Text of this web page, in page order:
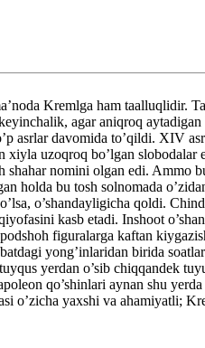
Kremlga ham taalluqlidir.
agar aniqroq
davomida to’qildi. XIV
xiyla uzoqroq bo’lgan
nomini olgan edi. Ammo
holda bu tosh solnomada
o’shandayligicha qoldi.
kasb etadi. Inshoot
figuralarga kaftan
yong’inlaridan birida
yerdan o’sib chiqqandek
qo’shinlari aynan shu
o’zicha yaxshi va ahamiyatli;